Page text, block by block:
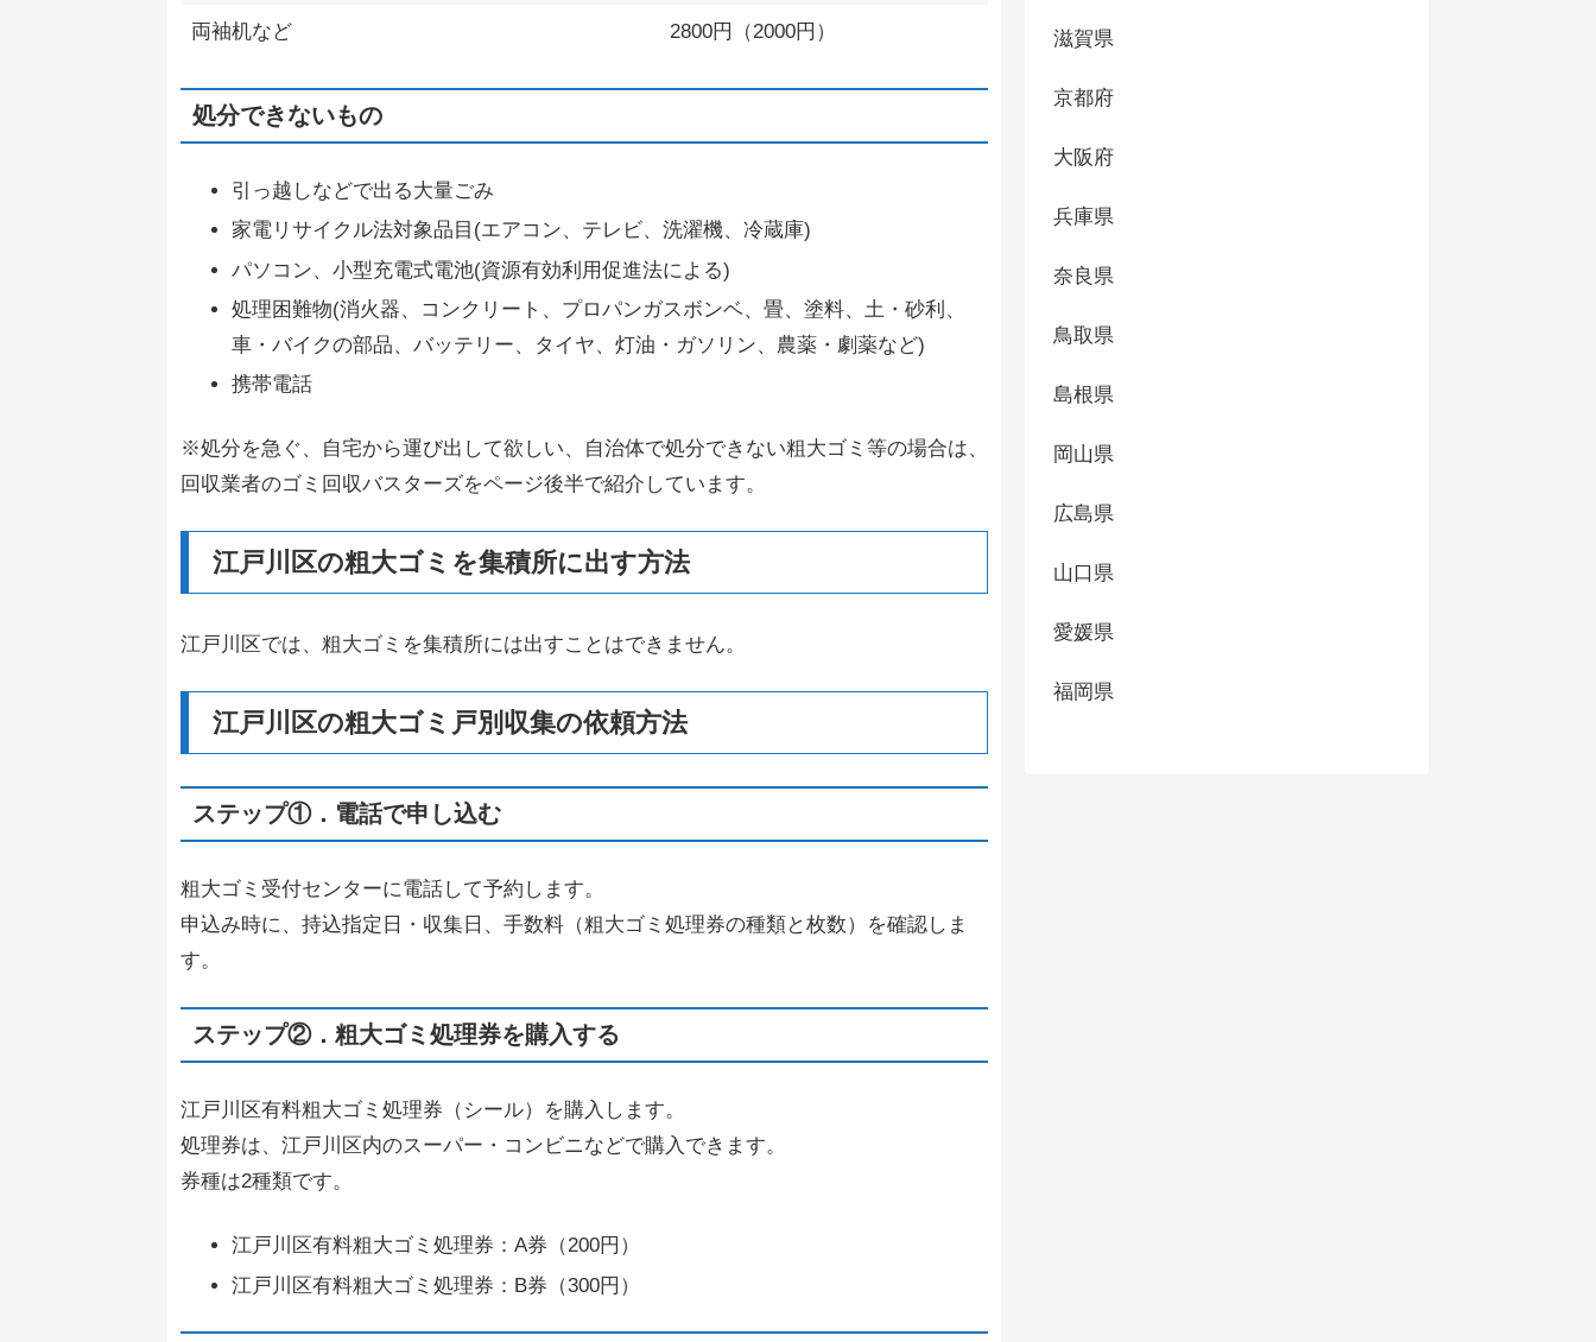
両袖机など 2800円（2000円）
処分できないもの
引っ越しなどで出る大量ごみ
家電リサイクル法対象品目(エアコン、テレビ、洗濯機、冷蔵庫)
パソコン、小型充電式電池(資源有効利用促進法による)
処理困難物(消火器、コンクリート、プロパンガスボンベ、畳、塗料、土・砂利、
車・バイクの部品、バッテリー、タイヤ、灯油・ガソリン、農薬・劇薬など)
携帯電話
※処分を急ぐ、自宅から運び出して欲しい、自治体で処分できない粗大ゴミ等の場合は、
回収業者のゴミ回収バスターズをページ後半で紹介しています。
江戸川区の粗大ゴミを集積所に出す方法
江戸川区では、粗大ゴミを集積所には出すことはできません。
江戸川区の粗大ゴミ戸別収集の依頼方法
ステップ①．電話で申し込む
粗大ゴミ受付センターに電話して予約します。
申込み時に、持込指定日・収集日、手数料（粗大ゴミ処理券の種類と枚数）を確認しま
す。
ステップ②．粗大ゴミ処理券を購入する
江戸川区有料粗大ゴミ処理券（シール）を購入します。
処理券は、江戸川区内のスーパー・コンビニなどで購入できます。
券種は2種類です。
江戸川区有料粗大ゴミ処理券：A券（200円）
江戸川区有料粗大ゴミ処理券：B券（300円）
滋賀県
京都府
大阪府
兵庫県
奈良県
鳥取県
島根県
岡山県
広島県
山口県
愛媛県
福岡県